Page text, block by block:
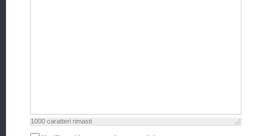
1000 caratteri rimasti